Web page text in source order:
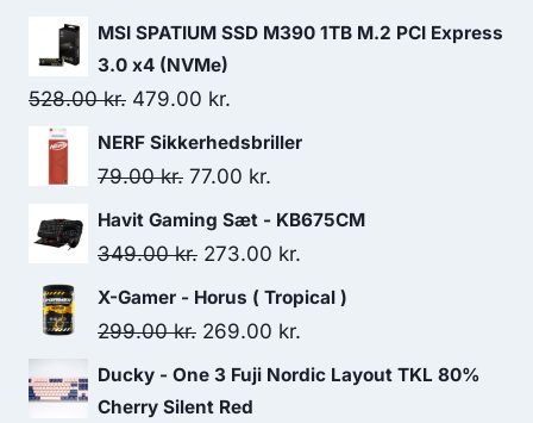
MSI SPATIUM SSD M390 1TB M.2 PCI Express
3.0 x4 (NVMe)
528.00kr. Original
price
was:
479.00 kr.
price
is:
NERF Sikkerhedsbriller
79.00kr. Original
price
was:
77.00 kr.
price
is:
Havit Gaming Sæt - KB675CM
349.00kr. Original
price
was:
273.00 kr.
price
X-Gamer - Horus ( Tropical )
299.00kr. Original
price
was:
269.00 kr.
price
Ducky - One 3 Fuji Nordic Layout TKL 80%
Cherry Silent Red